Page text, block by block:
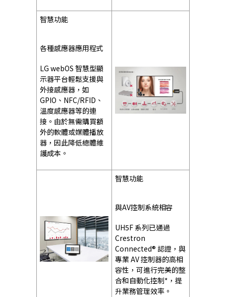
智慧功能
各種感應器應用程式
LG webOS 智慧型顯
示器平台輕鬆支援與
外接感應器，如
GPIO、NFC/RFID、
溫度感應器等的連
接。由於無需購買額
外的軟體或媒體播放
器，因此降低總體維
護成本。
智慧功能
與AV控制系統相容
UH5F 系列已通過
Crestron
Connected® 認證，與
專業 AV 控制器的高相
容性，可進行完美的整
合和自動化控制*，提
升業務管理效率。